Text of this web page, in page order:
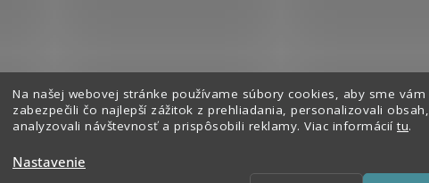
Na našej webovej stránke používame súbory cookies, aby sme vám
zabezpečili čo najlepší zážitok z prehliadania, personalizovali obsah,
analyzovali návštevnosť a prispôsobili reklamy. Viac informácií tu.
Nastavenie
Sledovať na Instagrame